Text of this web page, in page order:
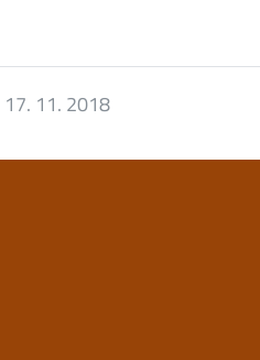
17. 11. 2018